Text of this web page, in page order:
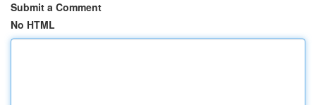
Submit a Comment
No HTML